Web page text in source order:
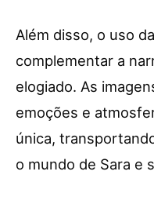
Além disso, o uso
complementar a
elogiado. As
emoções e
única,
o mundo de Sara e